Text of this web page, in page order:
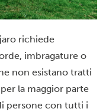
richiede
imbragature o
non esistano tratti
la maggior parte
persone con tutti i